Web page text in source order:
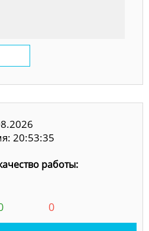
20:53:35
работы:
0